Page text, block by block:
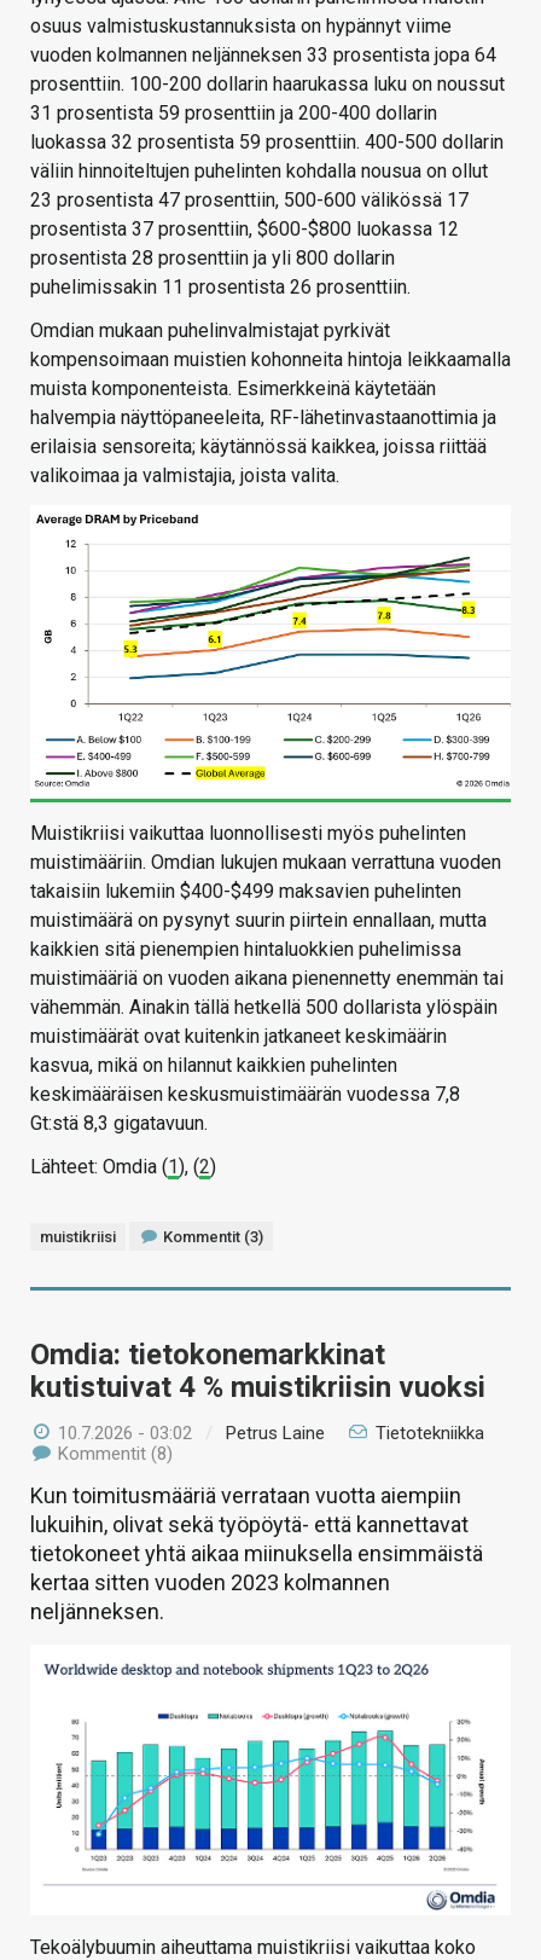
osuus valmistuskustannuksista on hypännyt viime
vuoden kolmannen neljänneksen 33 prosentista jopa 64
prosenttiin. 100-200 dollarin haarukassa luku on noussut
31 prosentista 59 prosenttiin ja 200-400 dollarin
luokassa 32 prosentista 59 prosenttiin. 400-500 dollarin
väliin hinnoiteltujen puhelinten kohdalla nousua on ollut
23 prosentista 47 prosenttiin, 500-600 välikössä 17
prosentista 37 prosenttiin, $600-$800 luokassa 12
prosentista 28 prosenttiin ja yli 800 dollarin
puhelimissakin 11 prosentista 26 prosenttiin.
Omdian mukaan puhelinvalmistajat pyrkivät
kompensoimaan muistien kohonneita hintoja leikkaamalla
muista komponenteista. Esimerkkeinä käytetään
halvempia näyttöpaneeleita, RF-lähetinvastaanottimia ja
erilaisia sensoreita; käytännössä kaikkea, joissa riittää
valikoimaa ja valmistajia, joista valita.
Muistikriisi vaikuttaa luonnollisesti myös puhelinten
muistimääriin. Omdian lukujen mukaan verrattuna vuoden
takaisiin lukemiin $400-$499 maksavien puhelinten
muistimäärä on pysynyt suurin piirtein ennallaan, mutta
kaikkien sitä pienempien hintaluokkien puhelimissa
muistimääriä on vuoden aikana pienennetty enemmän tai
vähemmän. Ainakin tällä hetkellä 500 dollarista ylöspäin
muistimäärät ovat kuitenkin jatkaneet keskimäärin
kasvua, mikä on hilannut kaikkien puhelinten
keskimääräisen keskusmuistimäärän vuodessa 7,8
Gt:stä 8,3 gigatavuun.
Lähteet: Omdia (1), (2)
muistikriisi Kommentit (3)
Omdia: tietokonemarkkinat
kutistuivat 4 % muistikriisin vuoksi
10.7.2026 - 03:02 / Petrus Laine
Tietotekniikka
Kommentit (8)
Kun toimitusmääriä verrataan vuotta aiempiin
lukuihin, olivat sekä työpöytä- että kannettavat
tietokoneet yhtä aikaa miinuksella ensimmäistä
kertaa sitten vuoden 2023 kolmannen
neljänneksen.
Tekoälybuumin aiheuttama muistikriisi vaikuttaa koko